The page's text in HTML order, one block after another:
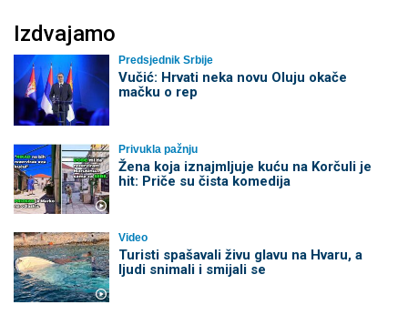
Izdvajamo
Predsjednik Srbije
Vučić: Hrvati neka novu Oluju okače
mačku o rep
Privukla pažnju
Žena koja iznajmljuje kuću na Korčuli je
hit: Priče su čista komedija
Video
Turisti spašavali živu glavu na Hvaru, a
ljudi snimali i smijali se